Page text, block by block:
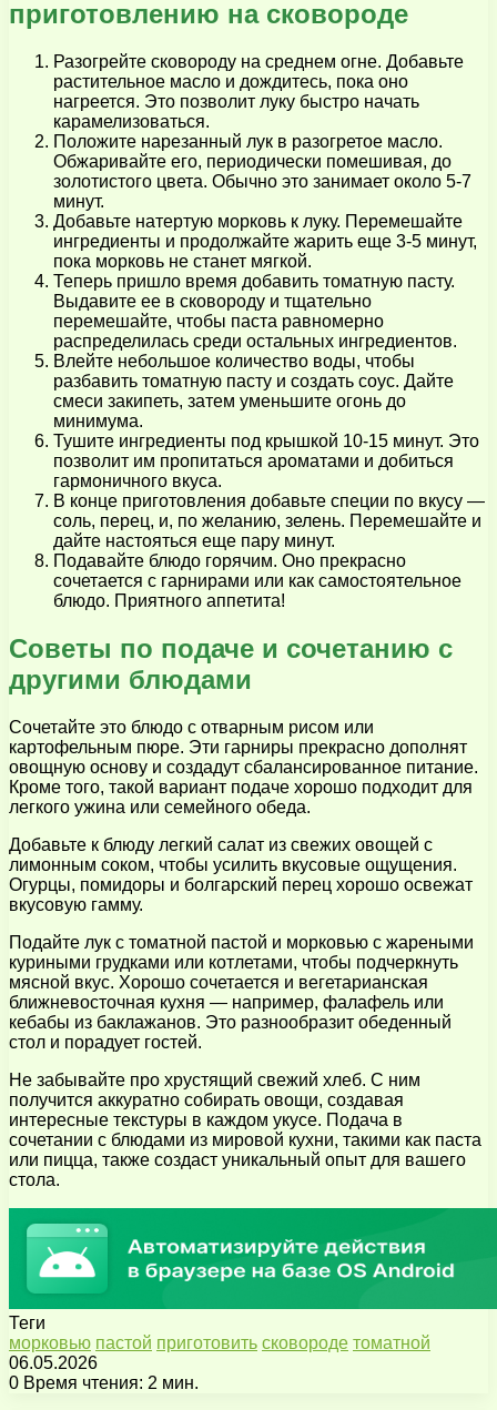
приготовлению на сковороде
Разогрейте сковороду на среднем огне. Добавьте
растительное масло и дождитесь, пока оно
нагреется. Это позволит луку быстро начать
карамелизоваться.
Положите нарезанный лук в разогретое масло.
Обжаривайте его, периодически помешивая, до
золотистого цвета. Обычно это занимает около 5-7
минут.
Добавьте натертую морковь к луку. Перемешайте
ингредиенты и продолжайте жарить еще 3-5 минут,
пока морковь не станет мягкой.
Теперь пришло время добавить томатную пасту.
Выдавите ее в сковороду и тщательно
перемешайте, чтобы паста равномерно
распределилась среди остальных ингредиентов.
Влейте небольшое количество воды, чтобы
разбавить томатную пасту и создать соус. Дайте
смеси закипеть, затем уменьшите огонь до
минимума.
Тушите ингредиенты под крышкой 10-15 минут. Это
позволит им пропитаться ароматами и добиться
гармоничного вкуса.
В конце приготовления добавьте специи по вкусу —
соль, перец, и, по желанию, зелень. Перемешайте и
дайте настояться еще пару минут.
Подавайте блюдо горячим. Оно прекрасно
сочетается с гарнирами или как самостоятельное
блюдо. Приятного аппетита!
Советы по подаче и сочетанию с
другими блюдами
Сочетайте это блюдо с отварным рисом или
картофельным пюре. Эти гарниры прекрасно дополнят
овощную основу и создадут сбалансированное питание.
Кроме того, такой вариант подаче хорошо подходит для
легкого ужина или семейного обеда.
Добавьте к блюду легкий салат из свежих овощей с
лимонным соком, чтобы усилить вкусовые ощущения.
Огурцы, помидоры и болгарский перец хорошо освежат
вкусовую гамму.
Подайте лук с томатной пастой и морковью с жареными
куриными грудками или котлетами, чтобы подчеркнуть
мясной вкус. Хорошо сочетается и вегетарианская
ближневосточная кухня — например, фалафель или
кебабы из баклажанов. Это разнообразит обеденный
стол и порадует гостей.
Не забывайте про хрустящий свежий хлеб. С ним
получится аккуратно собирать овощи, создавая
интересные текстуры в каждом укусе. Подача в
сочетании с блюдами из мировой кухни, такими как паста
или пицца, также создаст уникальный опыт для вашего
стола.
Теги
морковью пастой приготовить сковороде томатной
06.05.2026
0 Время чтения: 2 мин.